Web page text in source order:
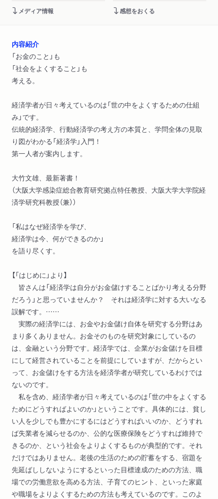
メディア情報 感想をおくる
内容紹介
「お金のこと」も
「社会をよくすること」も
考える。
経済学者が日々考えているのは「世の中をよくするための仕組
み」です。
伝統的経済学、行動経済学の考え方の本質と、学問全体の見取
り図がわかる「経済学」入門！
第一人者が案内します。
大竹文雄、最新著書！
（大阪大学感染症総合教育研究拠点特任教授、大阪大学大学院経
済学研究科教授（兼））
「私はなぜ経済学を学び、
経済学は今、何ができるのか」
を語り尽くす。
【「はじめに」より】
皆さんは「経済学は自分がお金儲けすることばかり考える分野
だろう」と思っていませんか？ それは経済学に対する大いなる
誤解です。……
実際の経済学には、お金やお金儲け自体を研究する分野はあ
まり多くありません。お金そのものを研究対象にしているの
は、金融という分野です。経済学では、企業がお金儲けを目標
にして経営されていることを前提にしていますが、だからとい
って、お金儲けをする方法を経済学者が研究しているわけでは
ないのです。
私を含め、経済学者が日々考えているのは「世の中をよくする
ためにどうすればよいのか」ということです。具体的には、貧し
い人を少しでも豊かにするにはどうすればいいのか、どうすれ
ば失業者を減らせるのか、公的な医療保険をどうすれば維持で
きるのか、という社会をよりよくするものが典型的です。それ
だけではありません。老後の生活のための貯蓄をする、宿題を
先延ばししないようにするといった目標達成のための方法、職
場での労働意欲を高める方法、子育てのヒント、といった家庭
や職場をよりよくするための方法も考えているのです。このよ